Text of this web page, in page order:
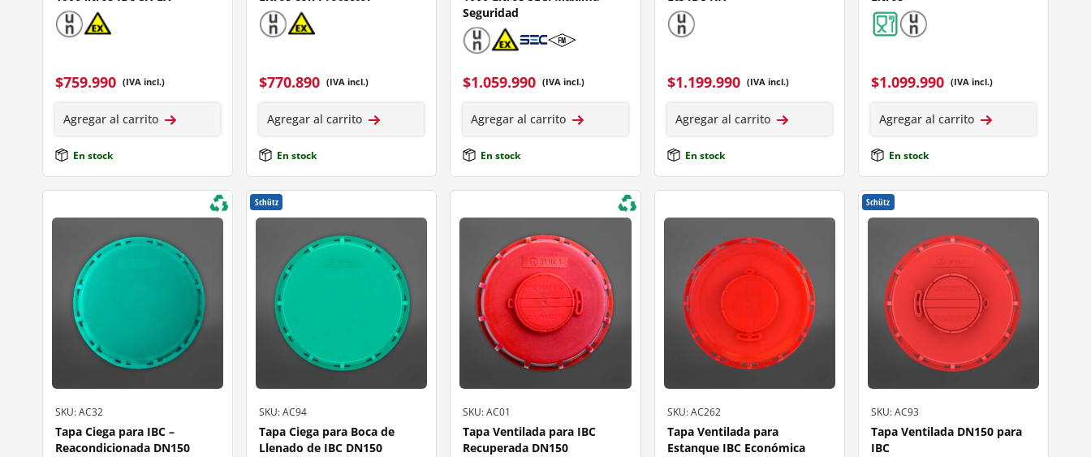
$759.990 (IVA incl.)
Agregar al carrito
En stock
$770.890 (IVA incl.)
Agregar al carrito
En stock
Seguridad
$1.059.990 (IVA incl.)
Agregar al carrito
En stock
$1.199.990 (IVA incl.)
Agregar al carrito
En stock
$1.099.990 (IVA incl.)
Agregar al carrito
En stock
SKU: AC32
Tapa Ciega para IBC –
Reacondicionada DN150
SKU: AC94
Schütz
Tapa Ciega para Boca de
Llenado de IBC DN150
SKU: AC01
Tapa Ventilada para IBC
Recuperada DN150
SKU: AC262
Tapa Ventilada para
Estanque IBC Económica
SKU: AC93
Schütz
Tapa Ventilada DN150 para
IBC